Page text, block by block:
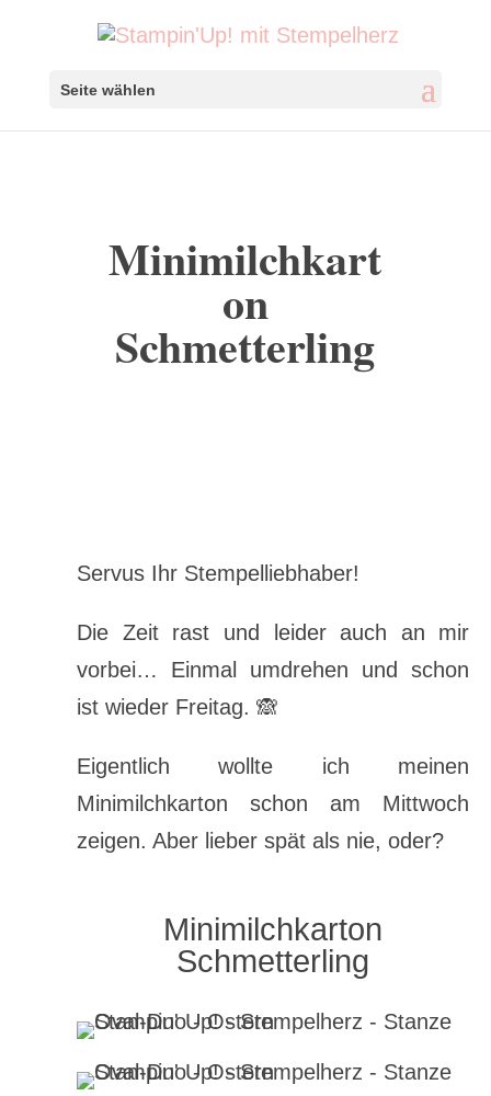
Seite wählen
Minimilchkart
on
Schmetterling
Servus Ihr Stempelliebhaber!
Die Zeit rast und leider auch an mir
vorbei… Einmal umdrehen und schon
ist wieder Freitag. 🙈
Eigentlich wollte ich meinen
Minimilchkarton schon am Mittwoch
zeigen. Aber lieber spät als nie, oder?
Minimilchkarton
Schmetterling